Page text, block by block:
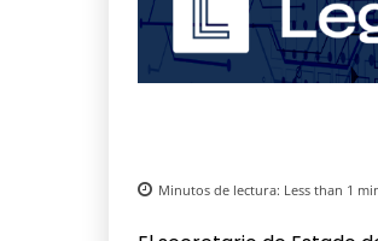
Minutos de lectura: Less than 1